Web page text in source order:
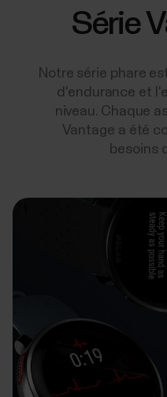
Série
Notre série phare
d'endurance et
niveau. Chaque
Vantage a été
besoins